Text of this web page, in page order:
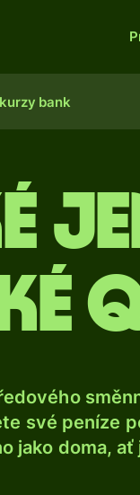
bank
své peníze
jako doma,